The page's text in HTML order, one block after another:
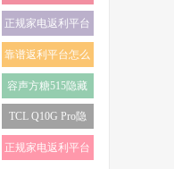
正规家电返利平台
怎么选 (18)
靠谱返利平台怎么
选 (17)
容声方糖515隐藏
优惠券 (16)
TCL Q10G Pro隐
藏优惠券 (16)
正规家电返利平台